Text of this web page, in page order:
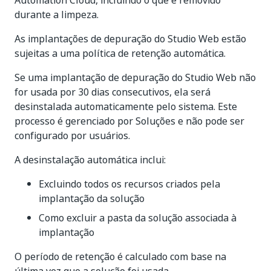
durante a limpeza.
As implantações de depuração do Studio Web estão
sujeitas a uma política de retenção automática.
Se uma implantação de depuração do Studio Web não
for usada por 30 dias consecutivos, ela será
desinstalada automaticamente pelo sistema. Este
processo é gerenciado por Soluções e não pode ser
configurado por usuários.
A desinstalação automática inclui:
Excluindo todos os recursos criados pela
implantação da solução
Como excluir a pasta da solução associada à
implantação
O período de retenção é calculado com base na